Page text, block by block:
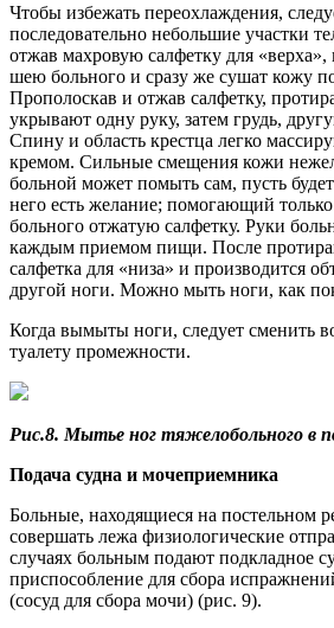
Чтобы избежать переохлаждения,
последовательно небольшие участки
отжав махровую салфетку для
шею больного и сразу же сушат кожу
Прополоскав и отжав салфетку,
укрывают одну руку, затем грудь,
Спину и область крестца легко
кремом. Сильные смещения кожи
больной может помыть сам, пусть
него есть желание; помогающий
больного отжатую салфетку. Руки
каждым приемом пищи. После
салфетка для «низа» и производится
другой ноги. Можно мыть ноги, как
Когда вымыты ноги, следует сменить
туалету промежности.
Рис.8. Мытье ног тяжелобольного в
Подача судна и мочеприемника
Больные, находящиеся на постельном
совершать лежа физиологические
случаях больным подают подкладное
приспособление для сбора
(сосуд для сбора мочи) (рис. 9).